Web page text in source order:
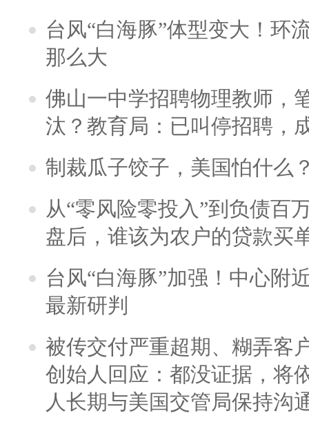
台风“白海豚”体型变大！环
那么大
佛山一中学招聘物理教师，
汰？教育局：已叫停招聘，
制裁瓜子饺子，美国怕什么
从“零风险零投入”到负债百
盘后，谁该为农户的贷款买
台风“白海豚”加强！中心附
最新研判
被传交付严重超期、糊弄客
创始人回应：都没证据，将
人长期与美国交管局保持沟